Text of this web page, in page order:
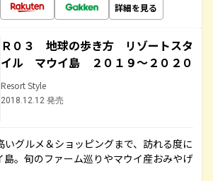
詳細を見る
Ｒ０３ 地球の歩き方 リゾートスタ
イル マウイ島 ２０１９～２０２０
Resort Style
2018.12.12 発売
いグルメ＆ショッピングまで、訪れる度に
島。旬のファーム巡りやマウイ産おみやげ